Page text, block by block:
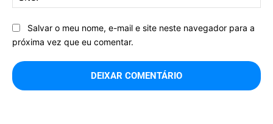
Salvar o meu nome, e-mail e site neste navegador para a
próxima vez que eu comentar.